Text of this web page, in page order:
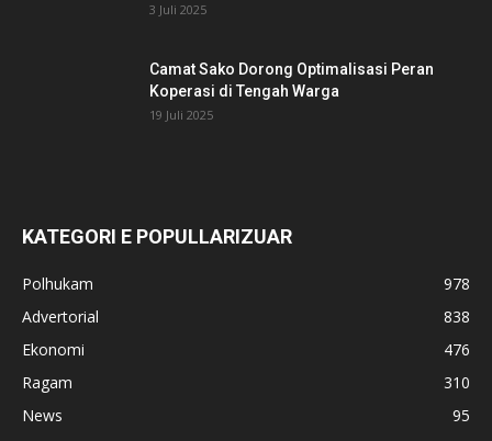
3 Juli 2025
Camat Sako Dorong Optimalisasi Peran
Koperasi di Tengah Warga
19 Juli 2025
KATEGORI E POPULLARIZUAR
Polhukam
978
Advertorial
838
Ekonomi
476
Ragam
310
News
95